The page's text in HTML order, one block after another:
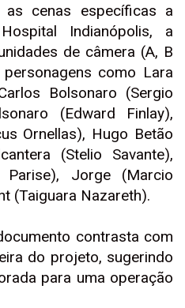
cenas específicas a
Indianópolis, a
de câmera (A, B
como Lara
Bolsonaro (Sergio
(Edward Finlay),
Ornellas), Hugo Betão
(Stelio Savante),
Jorge (Marcio
(Taiguara Nazareth).
contrasta com
do projeto, sugerindo
para uma operação